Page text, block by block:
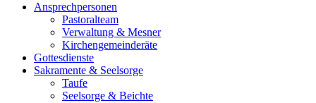
Ansprechpersonen
Pastoralteam
Verwaltung & Mesner
Kirchengemeinderäte
Gottesdienste
Sakramente & Seelsorge
Taufe
Seelsorge & Beichte